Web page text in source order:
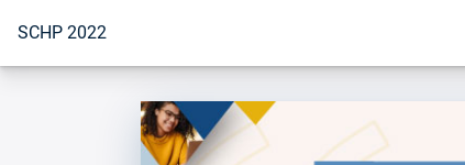
Vers la page d'accueil
SCHP 2022